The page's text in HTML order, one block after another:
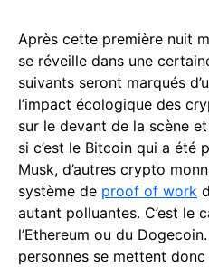
Après cette première nuit
se réveille dans une
suivants seront marqués
l’impact écologique des
sur le devant de la scène
si c’est le Bitcoin qui a été
Musk, d’autres crypto
système de proof of work
autant polluantes. C’est le
l’Ethereum ou du
personnes se mettent